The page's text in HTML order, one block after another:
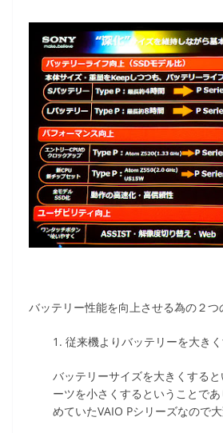
バッテリー性能を向上させる為の２つ
1. 従来機よりバッテリーを大き
バッテリーサイズを大きくする
ーツを小さくするということで
めていたVAIO Pシリーズなので大